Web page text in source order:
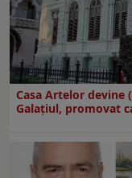
Casa Artelor
Galaţiul, promovat